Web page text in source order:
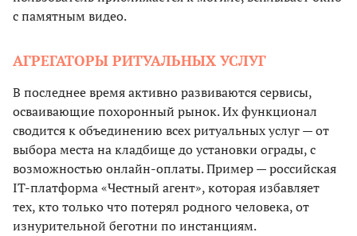
с памятным видео.
АГРЕГАТОРЫ РИТУАЛЬНЫХ УСЛУГ
В последнее время активно развиваются сервисы,
осваивающие похоронный рынок. Их функционал
сводится к объединению всех ритуальных услуг — от
выбора места на кладбище до установки ограды, с
возможностью онлайн-оплаты. Пример — российская
IT-платформа «Честный агент», которая избавляет
тех, кто только что потерял родного человека, от
изнурительной беготни по инстанциям.